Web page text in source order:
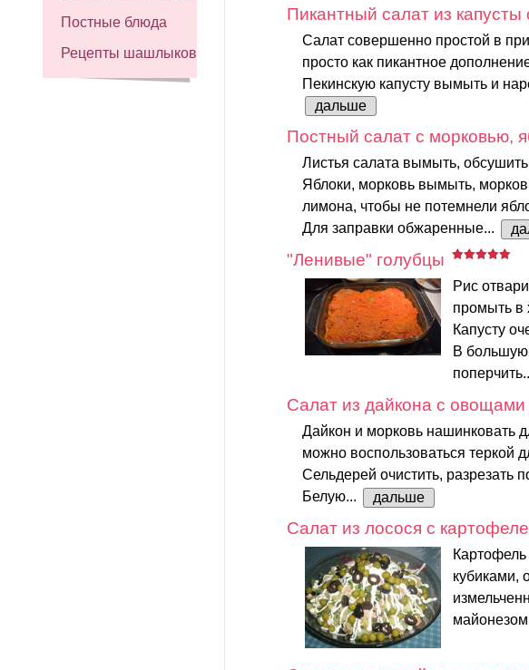
Постные блюда
Рецепты шашлыков
Пикантный салат из капусты
Салат совершенно простой в
просто как пикантное
Пекинскую капусту вымыть и
дальше
Постный салат с морковью,
Листья салата вымыть, обсушить
Яблоки, морковь вымыть,
лимона, чтобы не потемнели
Для заправки обжаренные...
"Ленивые" голубцы
Рис
промыть в
Капусту
В большую
Салат из дайкона с овощами
Дайкон и морковь нашинковать
можно воспользоваться теркой
Сельдерей очистить, разрезать
Белую...
дальше
Салат из лосося с
Картофель
кубиками,